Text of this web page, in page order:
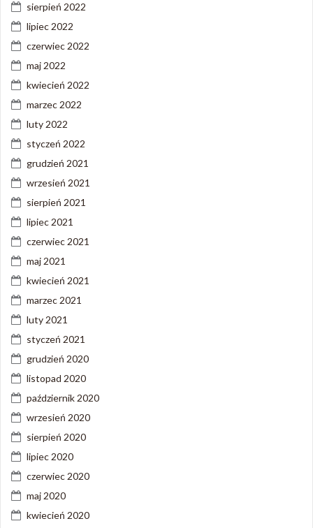
sierpień 2022
lipiec 2022
czerwiec 2022
maj 2022
kwiecień 2022
marzec 2022
luty 2022
styczeń 2022
grudzień 2021
wrzesień 2021
sierpień 2021
lipiec 2021
czerwiec 2021
maj 2021
kwiecień 2021
marzec 2021
luty 2021
styczeń 2021
grudzień 2020
listopad 2020
październik 2020
wrzesień 2020
sierpień 2020
lipiec 2020
czerwiec 2020
maj 2020
kwiecień 2020